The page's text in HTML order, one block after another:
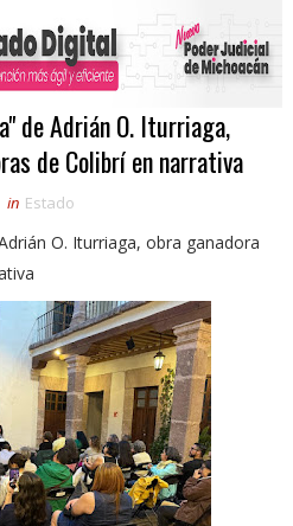
de Adrián O. Iturriaga,
de Colibrí en narrativa
in Estado
O. Iturriaga, obra ganadora